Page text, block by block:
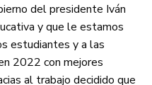
del presidente Iván
y que le estamos
estudiantes y a las
2022 con mejores
al trabajo decidido que